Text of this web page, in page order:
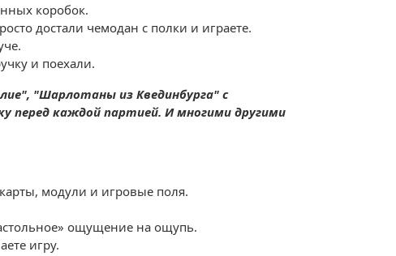
коробок.
достали чемодан с полки и играете.
и поехали.
"Шарлотаны из Квединбурга" с
перед каждой партией. И многими другими
модули и игровые поля.
ощущение на ощупь.
игру.